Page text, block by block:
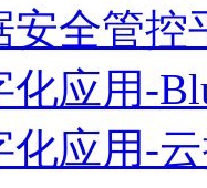
安全管控
化应用-
化应用-